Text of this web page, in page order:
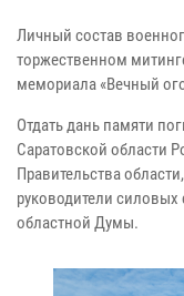
Личный состав
торжественном
мемориала «Вечный
Отдать дань памяти
Саратовской области
Правительства
руководители силовых
областной Думы.